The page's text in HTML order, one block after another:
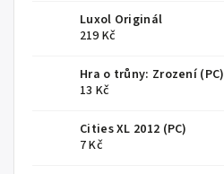
Luxol Originál
219 Kč
Hra o trůny: Zrození (PC)
13 Kč
Cities XL 2012 (PC)
7 Kč